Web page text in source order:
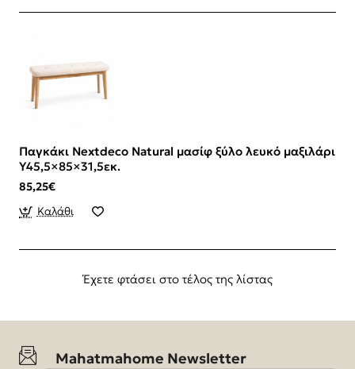
Παγκάκι Nextdeco Natural μασίφ ξύλο λευκό μαξιλάρι
Υ45,5×85×31,5εκ.
85,25€
Καλάθι
Έχετε φτάσει στο τέλος της λίστας
Mahatmahome Newsletter